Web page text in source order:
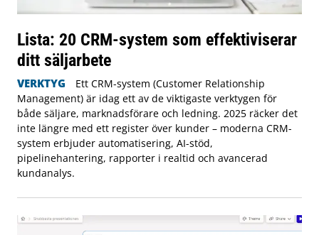
Lista: 20 CRM-system som effektiviserar
ditt säljarbete
VERKTYG
Ett CRM-system (Customer Relationship
Management) är idag ett av de viktigaste verktygen för
både säljare, marknadsförare och ledning. 2025 räcker det
inte längre med ett register över kunder – moderna CRM-
system erbjuder automatisering, AI-stöd,
pipelinehantering, rapporter i realtid och avancerad
kundanalys.